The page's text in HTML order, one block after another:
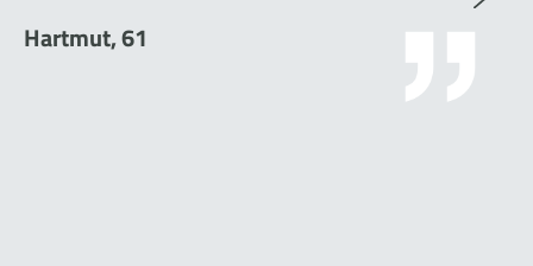
Hartmut, 61